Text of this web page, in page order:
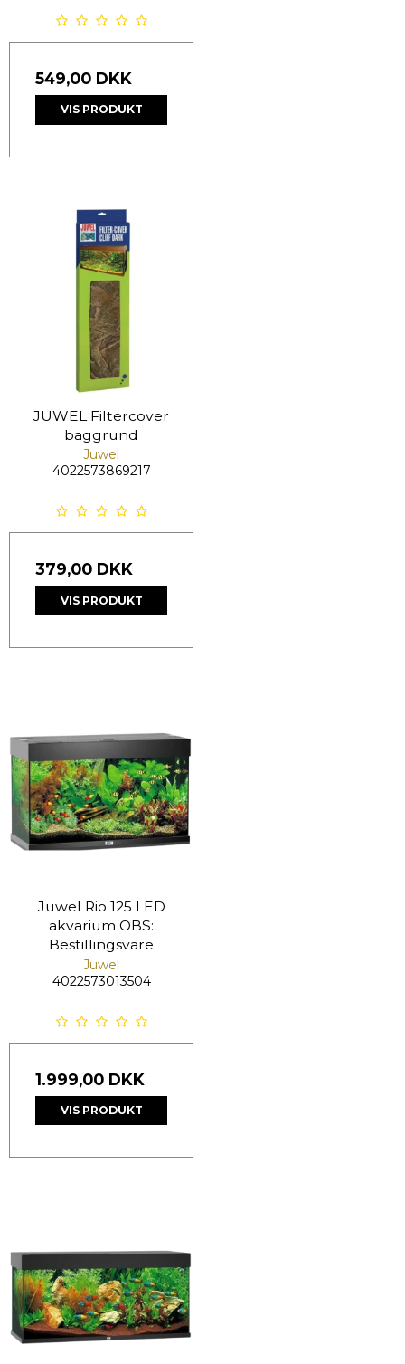
549,00 DKK
VIS PRODUKT
JUWEL Filtercover
baggrund
Juwel
4022573869217
379,00 DKK
VIS PRODUKT
Juwel Rio 125 LED
akvarium OBS:
Bestillingsvare
Juwel
4022573013504
1.999,00 DKK
VIS PRODUKT